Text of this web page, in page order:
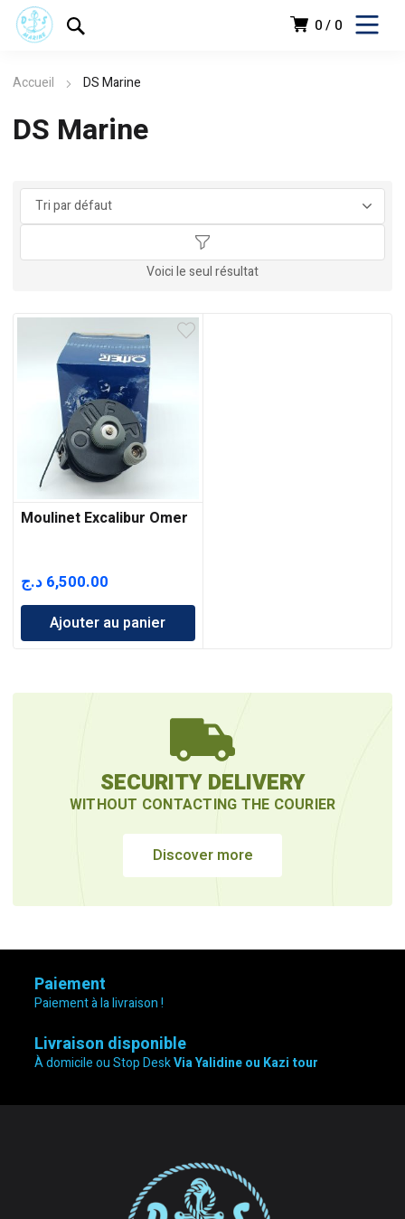
0 0
Accueil DS Marine
DS Marine
Voici le seul résultat
Moulinet Excalibur Omer
6,500.00 د.ج
Ajouter au panier
SECURITY DELIVERY
WITHOUT CONTACTING THE COURIER
Discover more
Paiement
Paiement à la livraison !
Livraison disponible
À domicile ou Stop DeskVia Yalidine ou Kazi tour